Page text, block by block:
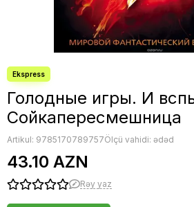
Голодные игры. И
Сойкапересмешница
Artikul: 9785170789757Ölçü vahidi: ədəd
43.10 AZN
Rəy yaz